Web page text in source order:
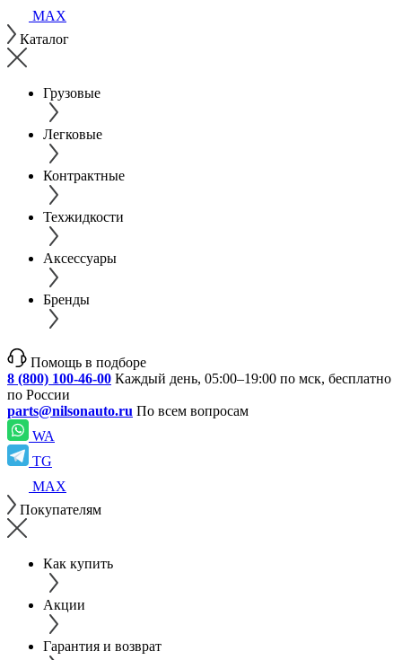
MAX
Каталог
Грузовые
Легковые
Контрактные
Техжидкости
Аксессуары
Бренды
Помощь в подборе
8 (800) 100-46-00 Каждый день, 05:00–19:00 по мск, бесплатно
по России
parts@nilsonauto.ru По всем вопросам
WA
TG
MAX
Покупателям
Как купить
Акции
Гарантия и возврат